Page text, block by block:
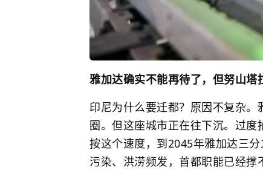
雅加达确实不能再待了，但努山塔
印尼为什么要迁都？原因不复杂
圈。但这座城市正在往下沉。过度
按这个速度，到2045年雅加达三
污染、洪涝频发，首都职能已经撑